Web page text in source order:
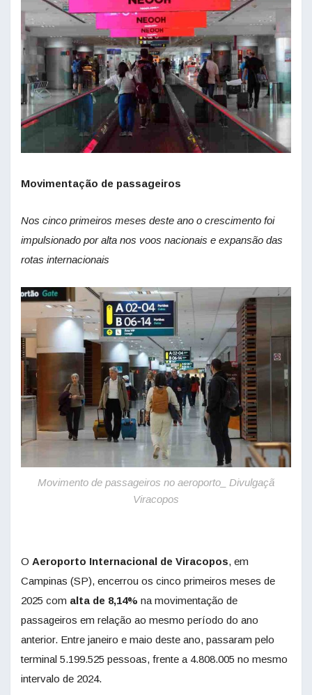
Movimentação de passageiros
Nos cinco primeiros meses deste ano o crescimento foi
impulsionado por alta nos voos nacionais e expansão das
rotas internacionais
Movimento de passageiros no aeroporto_ Divulgaçã
Viracopos
O Aeroporto Internacional de Viracopos, em
Campinas (SP), encerrou os cinco primeiros meses de
2025 com alta de 8,14% na movimentação de
passageiros em relação ao mesmo período do ano
anterior. Entre janeiro e maio deste ano, passaram pelo
terminal 5.199.525 pessoas, frente a 4.808.005 no mesmo
intervalo de 2024.